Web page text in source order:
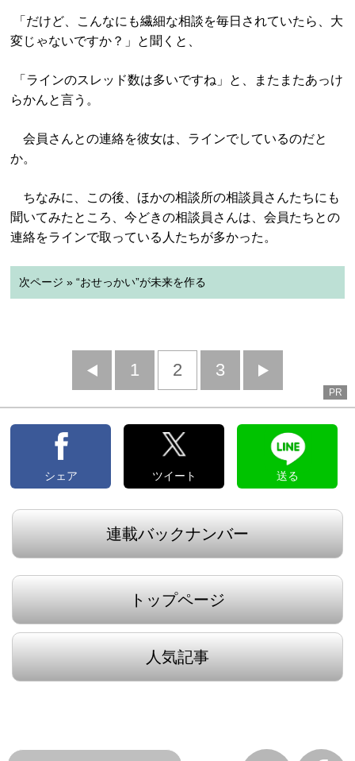
「だけど、こんなにも繊細な相談を毎日されていたら、大
変じゃないですか？」と聞くと、
「ラインのスレッド数は多いですね」と、またまたあっけ
らかんと言う。
会員さんとの連絡を彼女は、ラインでしているのだと
か。
ちなみに、この後、ほかの相談所の相談員さんたちにも
聞いてみたところ、今どきの相談員さんは、会員たちとの
連絡をラインで取っている人たちが多かった。
次ページ » “おせっかい”が未来を作る
前
へ
1 2 3
へ
PR
シェア ツイート 送る
連載バックナンバー
トップページ
人気記事